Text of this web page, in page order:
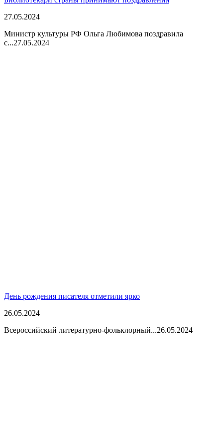
27.05.2024
Министр культуры РФ Ольга Любимова поздравила
с...27.05.2024
День рождения писателя отметили ярко
26.05.2024
Всероссийский литературно-фольклорный...26.05.2024